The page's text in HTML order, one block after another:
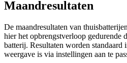
Maandresultaten
De maandresultaten van
hier het opbrengstverloop gedurende
batterij. Resultaten worden
weergave is via instellingen aan te